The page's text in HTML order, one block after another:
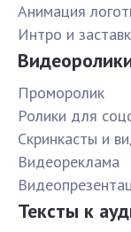
Анимация
Интро и
Проморолик
Ролики для
Скринкасты и
Видеореклама
Тексты к